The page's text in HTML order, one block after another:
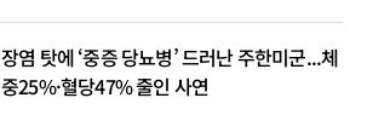
장염 탓에 ‘중증 당뇨병’ 드러난 주한미군...체
중25%·혈당47% 줄인 사연